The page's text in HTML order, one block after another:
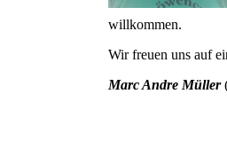
willkommen.
Wir freuen uns auf
Marc Andre Müller